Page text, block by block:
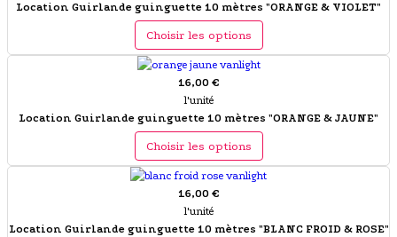
Location Guirlande guinguette 10 mètres "ORANGE & VIOLET"
Choisir les options
16,00 €
l'unité
Location Guirlande guinguette 10 mètres "ORANGE & JAUNE"
Choisir les options
16,00 €
l'unité
Location Guirlande guinguette 10 mètres "BLANC FROID & ROSE"